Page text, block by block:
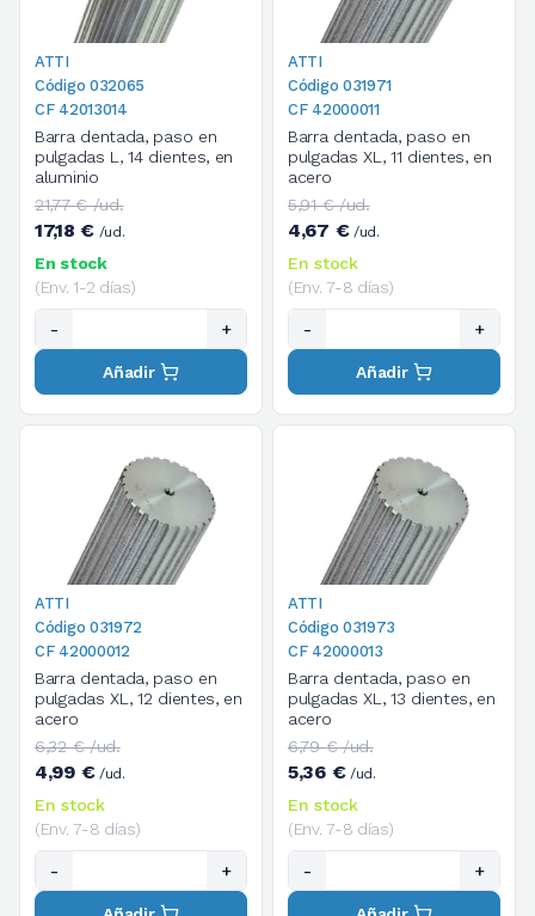
ATTI
Código 032065
CF 42013014
Barra dentada, paso en
pulgadas L, 14 dientes, en
aluminio
21,77 € /ud.
17,18 €/ud.
En stock
(Env. 1-2 días)
- +
Añadir
ATTI
Código 031971
CF 42000011
Barra dentada, paso en
pulgadas XL, 11 dientes, en
acero
5,91 € /ud.
4,67 €/ud.
En stock
(Env. 7-8 días)
- +
Añadir
ATTI
Código 031972
CF 42000012
Barra dentada, paso en
pulgadas XL, 12 dientes, en
acero
6,32 € /ud.
4,99 €/ud.
En stock
(Env. 7-8 días)
- +
ATTI
Código 031973
CF 42000013
Barra dentada, paso en
pulgadas XL, 13 dientes, en
acero
6,79 € /ud.
5,36 €/ud.
En stock
(Env. 7-8 días)
- +